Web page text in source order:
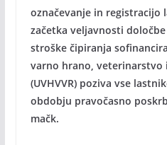
označevanje in registracijo
začetka veljavnosti
stroške čipiranja
varno hrano, veterinarstvo
(UVHVVR) poziva vse
obdobju pravočasno
mačk.